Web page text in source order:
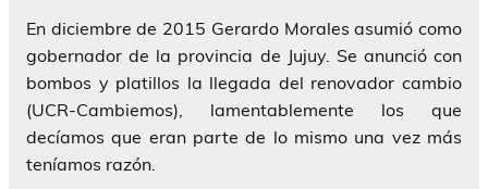
En diciembre de 2015 Gerardo Morales asumió como
gobernador de la provincia de Jujuy. Se anunció con
bombos y platillos la llegada del renovador cambio
(UCR-Cambiemos), lamentablemente los que
decíamos que eran parte de lo mismo una vez más
teníamos razón.